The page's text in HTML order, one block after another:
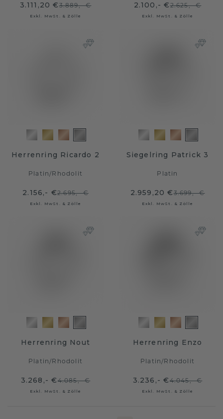
3.111,20 €3.889,- €
Exkl. MwSt. & Zölle
2.100,- €2.625,- €
Exkl. MwSt. & Zölle
Herrenring Ricardo 2
Platin/Rhodolit
2.156,- €2.695,- €
Exkl. MwSt. & Zölle
Siegelring Patrick 3
Platin
2.959,20 €3.699,- €
Exkl. MwSt. & Zölle
Herrenring Nout
Platin/Rhodolit
3.268,- €4.085,- €
Exkl. MwSt. & Zölle
Herrenring Enzo
Platin/Rhodolit
3.236,- €4.045,- €
Exkl. MwSt. & Zölle